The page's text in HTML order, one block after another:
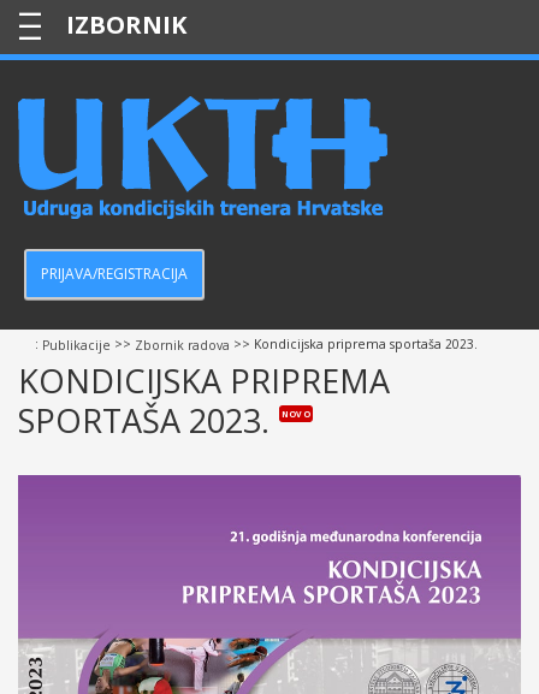
—
—
—
PRIJAVA/REGISTRACIJA
: Publikacije >> Zbornik radova >> Kondicijska priprema sportaša 2023.
KONDICIJSKA PRIPREMA
SPORTAŠA 2023.
NOVO